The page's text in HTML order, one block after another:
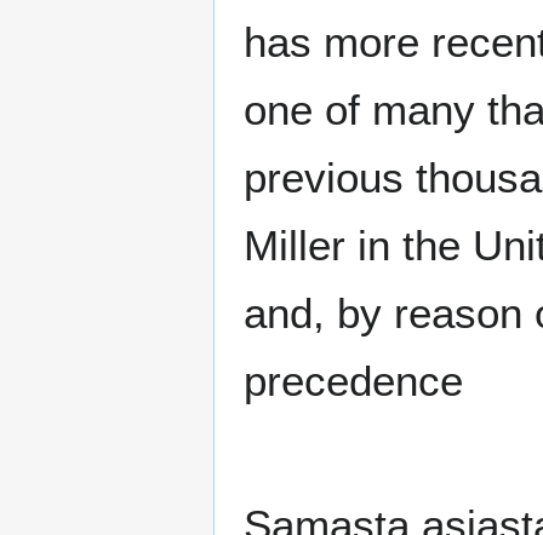
has more
one of many
previous
Miller in the
and, by reason
precedence
Samasta